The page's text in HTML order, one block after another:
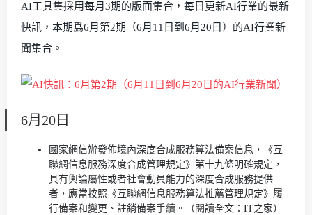
AI工具集採用每月3期的版面集合，每日更新AI行業的最新
快訊，本期爲6月第2期（6月11日到6月20日）的AI行業新
聞集合。
6月20日
國家網信辦發佈境內深度合成服務算法備案信息，《互
聯網信息服務深度合成管理規定》第十九條明確規定，
具有輿論屬性或者社會動員能力的深度合成服務提供
者，應當按照《互聯網信息服務算法推薦管理規定》履
行備案和變更、註銷備案手續。（閱讀全文：IT之家）